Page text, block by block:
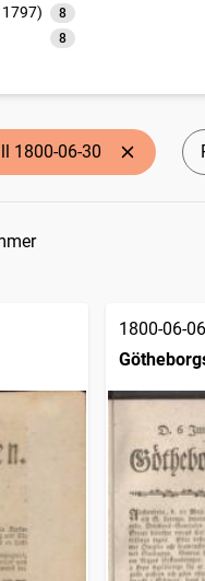
8
8
1800-06-30
1800-06-06